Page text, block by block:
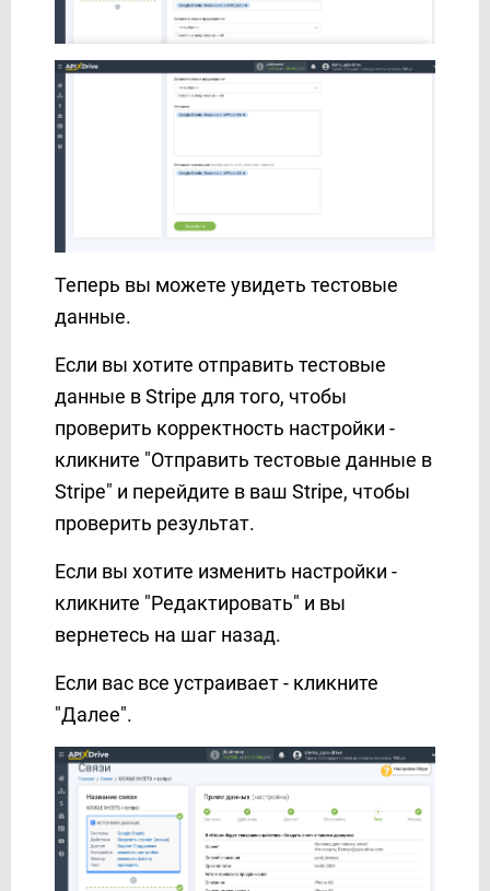
Теперь вы можете увидеть тестовые
данные.
Если вы хотите отправить тестовые
данные в Stripe для того, чтобы
проверить корректность настройки -
кликните "Отправить тестовые данные в
Stripe" и перейдите в ваш Stripe, чтобы
проверить результат.
Если вы хотите изменить настройки -
кликните "Редактировать" и вы
вернетесь на шаг назад.
Если вас все устраивает - кликните
"Далее".